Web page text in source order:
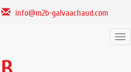
info@m2b-galvaachaud.com